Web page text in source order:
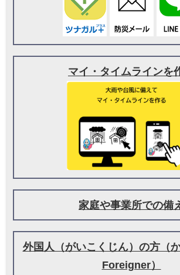
マイ・タイムラインを
家庭や事業所での備
外国人（がいこくじん）の方（
Foreigner）